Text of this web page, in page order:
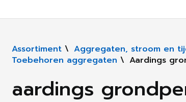
Assortiment \ Aggregaten, stroom en
Toebehoren aggregaten \ Aardings
aardings